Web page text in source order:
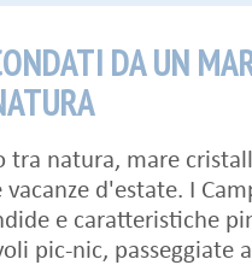
DA UN
natura, mare
d'estate. I
e caratteristiche
pic-nic, passeggiate